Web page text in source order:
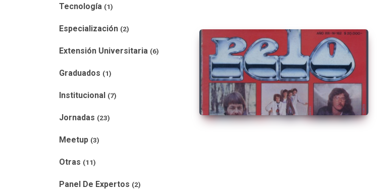
Tecnología (1)
Especialización (2)
Extensión Universitaria (6)
Graduados (1)
Institucional (7)
Jornadas (23)
Meetup (3)
Otras (11)
Panel De Expertos (2)